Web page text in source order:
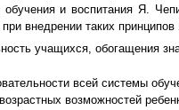
и воспитания Я.
внедрении таких
учащихся, обогащения
всей системы
возможностей